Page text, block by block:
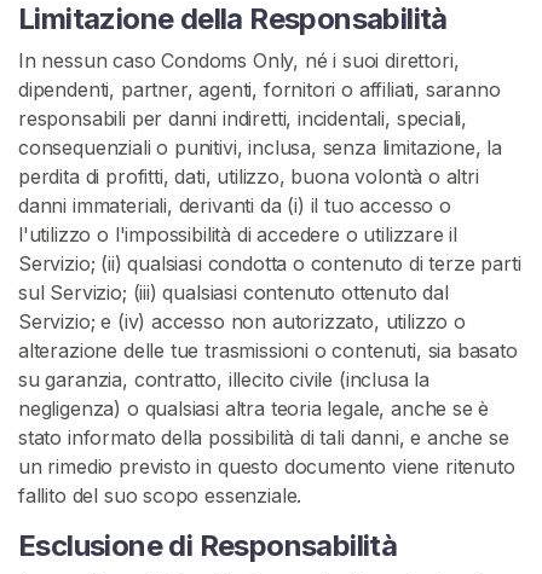
Limitazione della Responsabilità
In nessun caso Condoms Only, né i suoi direttori,
dipendenti, partner, agenti, fornitori o affiliati, saranno
responsabili per danni indiretti, incidentali, speciali,
consequenziali o punitivi, inclusa, senza limitazione, la
perdita di profitti, dati, utilizzo, buona volontà o altri
danni immateriali, derivanti da (i) il tuo accesso o
l'utilizzo o l'impossibilità di accedere o utilizzare il
Servizio; (ii) qualsiasi condotta o contenuto di terze parti
sul Servizio; (iii) qualsiasi contenuto ottenuto dal
Servizio; e (iv) accesso non autorizzato, utilizzo o
alterazione delle tue trasmissioni o contenuti, sia basato
su garanzia, contratto, illecito civile (inclusa la
negligenza) o qualsiasi altra teoria legale, anche se è
stato informato della possibilità di tali danni, e anche se
un rimedio previsto in questo documento viene ritenuto
fallito del suo scopo essenziale.
Esclusione di Responsabilità